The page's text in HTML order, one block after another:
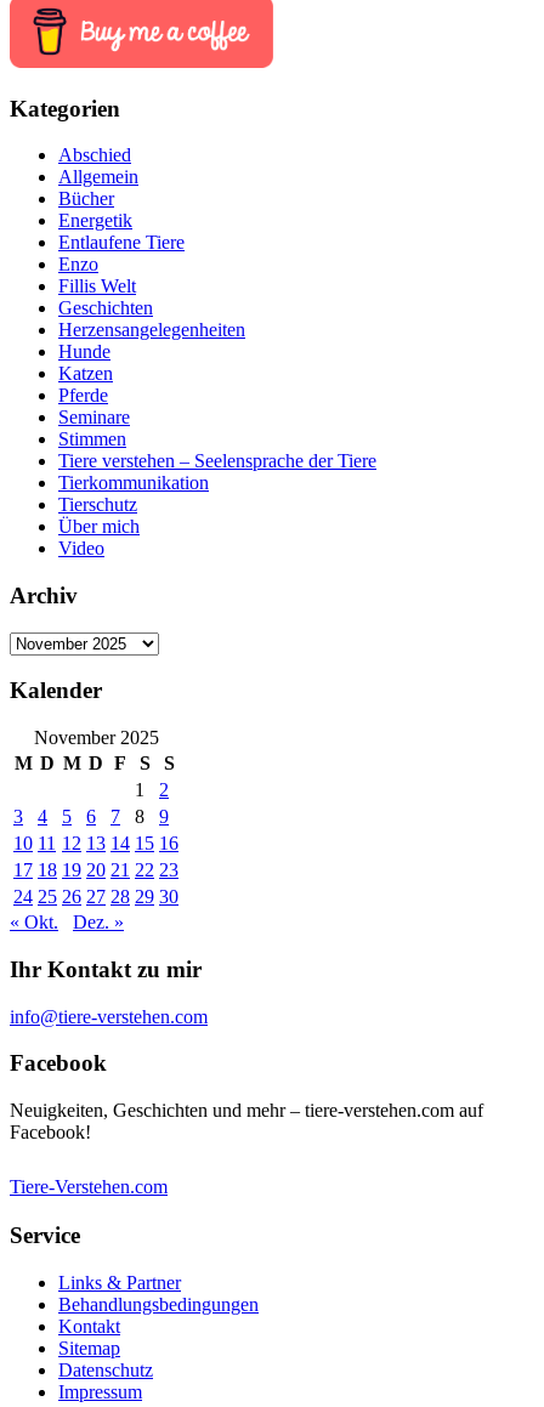
Kategorien
Abschied
Allgemein
Bücher
Energetik
Entlaufene Tiere
Enzo
Fillis Welt
Geschichten
Herzensangelegenheiten
Hunde
Katzen
Pferde
Seminare
Stimmen
Tiere verstehen – Seelensprache der Tiere
Tierkommunikation
Tierschutz
Über mich
Video
Archiv
Archiv
Kalender
November 2025
M D M D F S
S
1
2
3
4 5 6 7 8
9
10 11 12 13 14 15 16
17 18 19 20 21 22 23
24 25 26 27 28 29 30
« Okt.
Dez. »
Ihr Kontakt zu mir
info@tiere-verstehen.com
Facebook
Neuigkeiten, Geschichten und mehr – tiere-verstehen.com auf
Facebook!
Tiere-Verstehen.com
Service
Links & Partner
Behandlungsbedingungen
Kontakt
Sitemap
Datenschutz
Impressum